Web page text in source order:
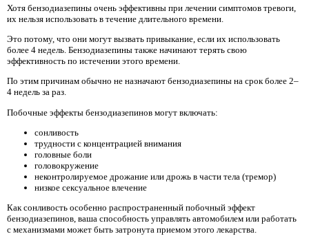
Хотя бензодиазепины очень эффективны при лечении симптомов тревоги,
их нельзя использовать в течение длительного времени.
Это потому, что они могут вызвать привыкание, если их использовать
более 4 недель. Бензодиазепины также начинают терять свою
эффективность по истечении этого времени.
По этим причинам обычно не назначают бензодиазепины на срок более 2–
4 недель за раз.
Побочные эффекты бензодиазепинов могут включать:
сонливость
трудности с концентрацией внимания
головные боли
головокружение
неконтролируемое дрожание или дрожь в части тела (тремор)
низкое сексуальное влечение
Как сонливость особенно распространенный побочный эффект
бензодиазепинов, ваша способность управлять автомобилем или работать
с механизмами может быть затронута приемом этого лекарства.